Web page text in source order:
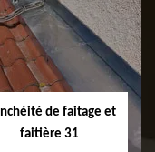
de faitage et
faitière 31